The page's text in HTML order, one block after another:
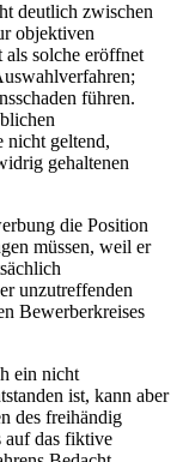
deutlich zwischen
objektiven
solche eröffnet
führen.
nicht geltend,
gehaltenen
die Position
müssen, weil er
unzutreffenden
Bewerberkreises
ein nicht
ist, kann aber
des freihändig
auf das fiktive